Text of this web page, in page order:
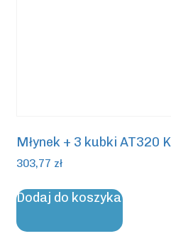
Młynek + 3 kubki AT320
303,77 zł
Dodaj do koszyka